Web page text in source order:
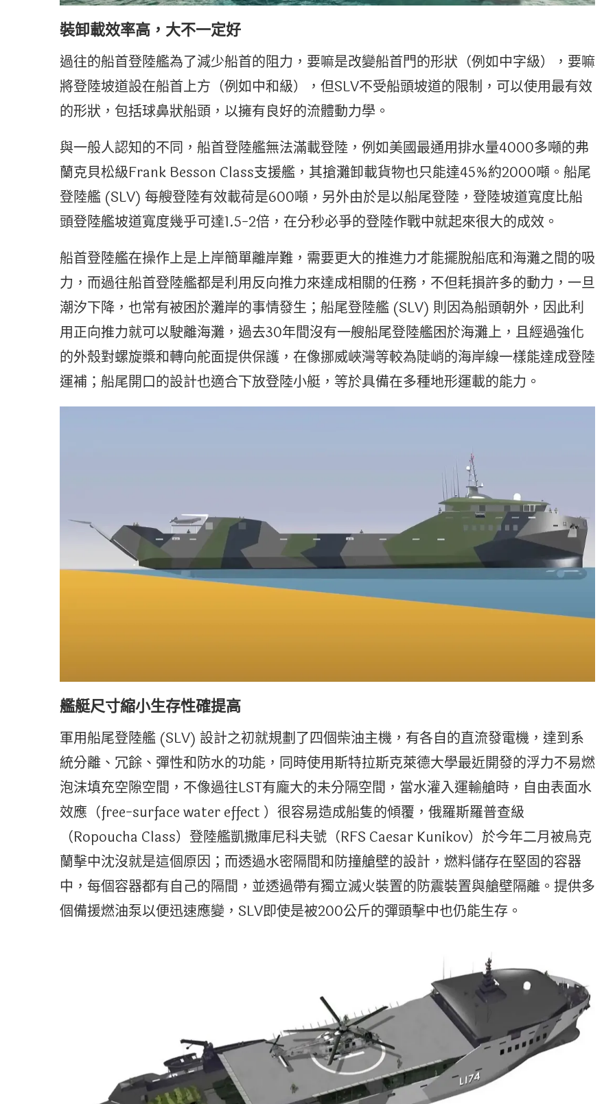
裝卸載效率高，大不一定好
過往的船首登陸艦為了減少船首的阻力，要嘛是改變船首門的形狀（例如中字級），要嘛
將登陸坡道設在船首上方（例如中和級），但SLV不受船頭坡道的限制，可以使用最有效
的形狀，包括球鼻狀船頭，以擁有良好的流體動力學。
與一般人認知的不同，船首登陸艦無法滿載登陸，例如美國最通用排水量4000多噸的弗
蘭克貝松級Frank Besson Class支援艦，其搶灘卸載貨物也只能達45%約2000噸。船尾
登陸艦 (SLV) 每艘登陸有效載荷是600噸，另外由於是以船尾登陸，登陸坡道寬度比船
頭登陸艦坡道寬度幾乎可達1.5-2倍，在分秒必爭的登陸作戰中就起來很大的成效。
船首登陸艦在操作上是上岸簡單離岸難，需要更大的推進力才能擺脫船底和海灘之間的吸
力，而過往船首登陸艦都是利用反向推力來達成相關的任務，不但耗損許多的動力，一旦
潮汐下降，也常有被困於灘岸的事情發生；船尾登陸艦 (SLV) 則因為船頭朝外，因此利
用正向推力就可以駛離海灘，過去30年間沒有一艘船尾登陸艦困於海灘上，且經過強化
的外殼對螺旋槳和轉向舵面提供保護，在像挪威峽灣等較為陡峭的海岸線一樣能達成登陸
運補；船尾開口的設計也適合下放登陸小艇，等於具備在多種地形運載的能力。
艦艇尺寸縮小生存性確提高
軍用船尾登陸艦 (SLV) 設計之初就規劃了四個柴油主機，有各自的直流發電機，達到系
統分離、冗餘、彈性和防水的功能，同時使用斯特拉斯克萊德大學最近開發的浮力不易燃
泡沫填充空隙空間，不像過往LST有龐大的未分隔空間，當水灌入運輸艙時，自由表面水
效應（free-surface water effect ）很容易造成船隻的傾覆，俄羅斯羅普查級
（Ropoucha Class）登陸艦凱撒庫尼科夫號（RFS Caesar Kunikov）於今年二月被烏克
蘭擊中沈沒就是這個原因；而透過水密隔間和防撞艙壁的設計，燃料儲存在堅固的容器
中，每個容器都有自己的隔間，並透過帶有獨立滅火裝置的防震裝置與艙壁隔離。提供多
個備援燃油泵以便迅速應變，SLV即使是被200公斤的彈頭擊中也仍能生存。